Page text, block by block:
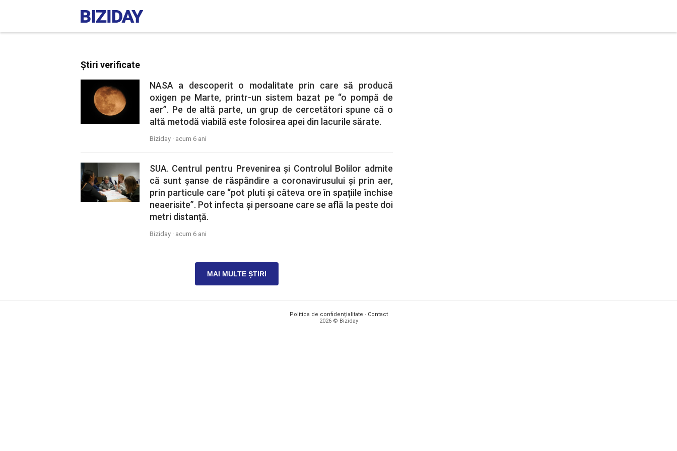
Știri verificate
NASA a descoperit o modalitate prin care să producă
oxigen pe Marte, printr-un sistem bazat pe “o pompă de
aer”. Pe de altă parte, un grup de cercetători spune că o
altă metodă viabilă este folosirea apei din lacurile sărate.
Biziday · acum 6 ani
SUA. Centrul pentru Prevenirea și Controlul Bolilor admite
că sunt șanse de răspândire a coronavirusului și prin aer,
prin particule care “pot pluti și câteva ore în spațiile închise
neaerisite”. Pot infecta și persoane care se află la peste doi
metri distanță.
Biziday · acum 6 ani
MAI MULTE ȘTIRI
Politica de confidențialitate · Contact
2026 © Biziday